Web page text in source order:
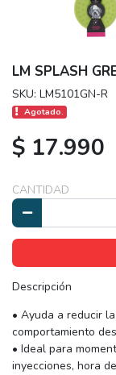
LM SPLASH
SKU: LM5101GN-R
Agotado.
$ 17.990
CANTIDAD
Descripción
• Ayuda a reducir
comportamiento
• Ideal para
inyecciones, hora